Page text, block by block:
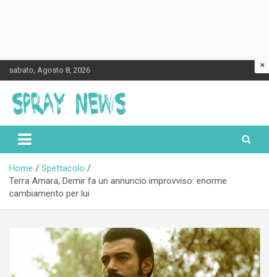
to
content
sabato, Agosto 8, 2026
Spraynews.it
Home
Spettacolo
Terra Amara, Demir fa un annuncio improvviso: enorme
cambiamento per lui
×